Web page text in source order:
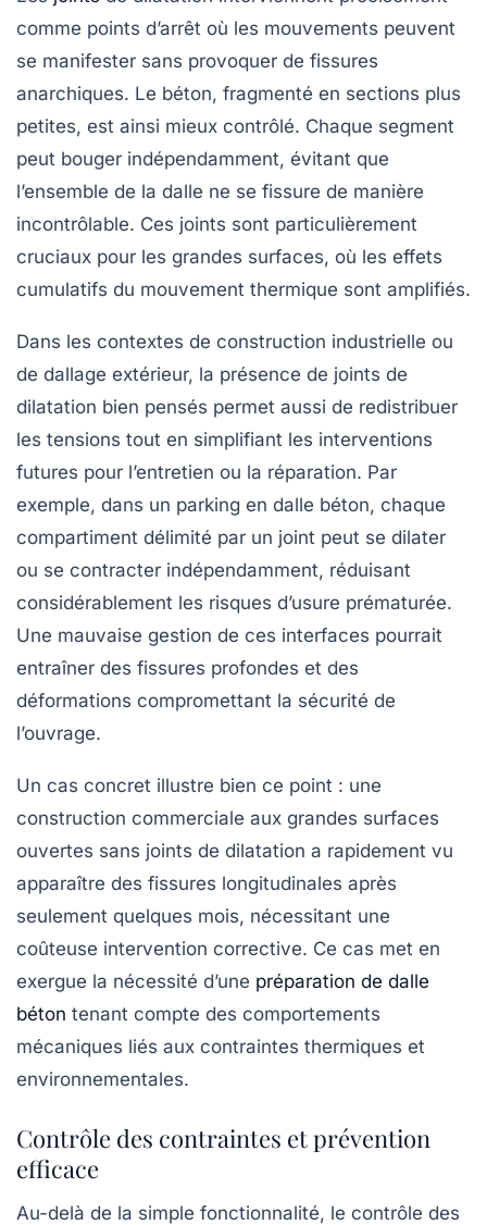
comme points d’arrêt où les mouvements peuvent
se manifester sans provoquer de fissures
anarchiques. Le béton, fragmenté en sections plus
petites, est ainsi mieux contrôlé. Chaque segment
peut bouger indépendamment, évitant que
l’ensemble de la dalle ne se fissure de manière
incontrôlable. Ces joints sont particulièrement
cruciaux pour les grandes surfaces, où les effets
cumulatifs du mouvement thermique sont amplifiés.
Dans les contextes de construction industrielle ou
de dallage extérieur, la présence de joints de
dilatation bien pensés permet aussi de redistribuer
les tensions tout en simplifiant les interventions
futures pour l’entretien ou la réparation. Par
exemple, dans un parking en dalle béton, chaque
compartiment délimité par un joint peut se dilater
ou se contracter indépendamment, réduisant
considérablement les risques d’usure prématurée.
Une mauvaise gestion de ces interfaces pourrait
entraîner des fissures profondes et des
déformations compromettant la sécurité de
l’ouvrage.
Un cas concret illustre bien ce point : une
construction commerciale aux grandes surfaces
ouvertes sans joints de dilatation a rapidement vu
apparaître des fissures longitudinales après
seulement quelques mois, nécessitant une
coûteuse intervention corrective. Ce cas met en
exergue la nécessité d’une préparation de dalle
béton tenant compte des comportements
mécaniques liés aux contraintes thermiques et
environnementales.
Contrôle des contraintes et prévention
efficace
Au-delà de la simple fonctionnalité, le contrôle des